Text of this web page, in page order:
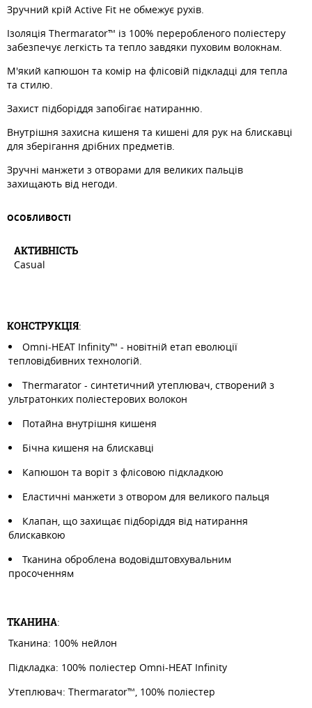
Зручний крій Active Fit не обмежує рухів.
Ізоляція Thermarator™ із 100% переробленого поліестеру
забезпечує легкість та тепло завдяки пуховим волокнам.
М'який капюшон та комір на флісовій підкладці для тепла
та стилю.
Захист підборіддя запобігає натиранню.
Внутрішня захисна кишеня та кишені для рук на блискавці
для зберігання дрібних предметів.
Зручні манжети з отворами для великих пальців
захищають від негоди.
ОСОБЛИВОСТI
АКТИВНIСТЬ
Casual
КОНСТРУКЦІЯ:
Omni-HEAT Infinity™ - новітній етап еволюції
тепловідбивних технологій.
Thermarator - синтетичний утеплювач, створений з
ультратонких поліестерових волокон
Потайна внутрішня кишеня
Бічна кишеня на блискавці
Капюшон та воріт з флісовою підкладкою
Еластичні манжети з отвором для великого пальця
Клапан, що захищає підборіддя від натирання
блискавкою
Тканина оброблена водовідштовхувальним
просоченням
ТКАНИНА:
Тканина: 100% нейлон
Підкладка: 100% поліестер Omni-HEAT Infinity
Утеплювач: Thermarator™, 100% поліестер